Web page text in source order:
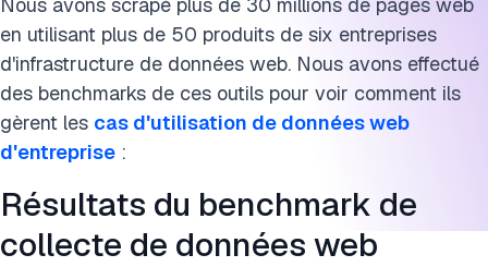
en utilisant plus de 50 produits de six entreprises
d'infrastructure de données web. Nous avons effectué
des benchmarks de ces outils pour voir comment ils
gèrent les cas d'utilisation de données web
d'entreprise :
Résultats du benchmark de
collecte de données web
Citer cette recherche